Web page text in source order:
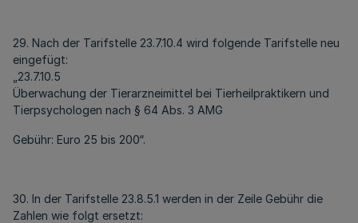
29. Nach der Tarifstelle 23.7.10.4 wird folgende Tarifstelle neu
eingefügt:
„23.7.10.5
Überwachung der Tierarzneimittel bei Tierheilpraktikern und
Tierpsychologen nach § 64 Abs. 3 AMG
Gebühr: Euro 25 bis 200“.
30. In der Tarifstelle 23.8.5.1 werden in der Zeile Gebühr die
Zahlen wie folgt ersetzt: